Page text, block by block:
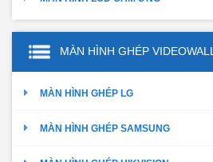
MÀN HÌNH GHÉP VIDEOWALL
MÀN HÌNH GHÉP LG
MÀN HÌNH GHÉP SAMSUNG